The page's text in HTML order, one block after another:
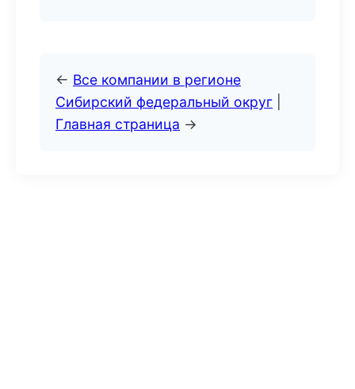
← Все компании в регионе
Сибирский федеральный округ
Главная страница →